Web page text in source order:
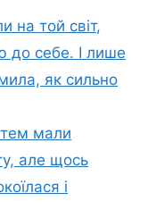
на той світ,
до себе. І лише
як сильно
мали
але щось
і